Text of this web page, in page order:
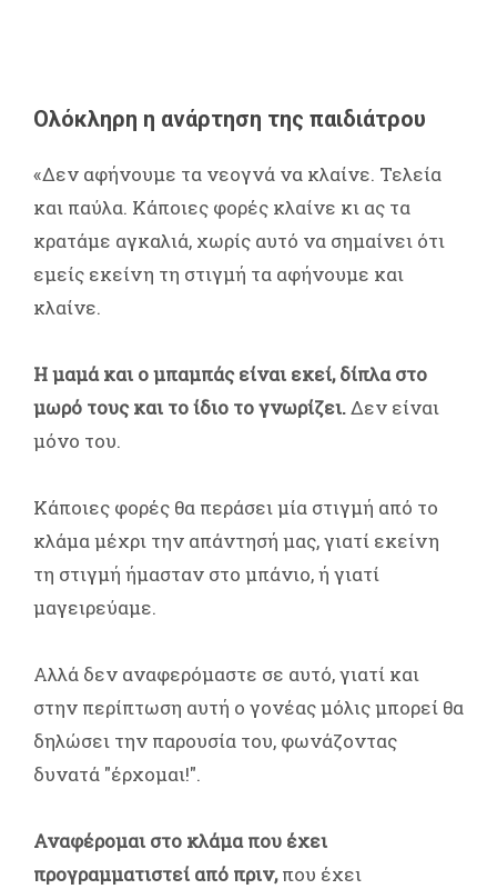
Ολόκληρη η ανάρτηση της παιδιάτρου
«Δεν αφήνουμε τα νεογνά να κλαίνε. Τελεία
και παύλα. Κάποιες φορές κλαίνε κι ας τα
κρατάμε αγκαλιά, χωρίς αυτό να σημαίνει ότι
εμείς εκείνη τη στιγμή τα αφήνουμε και
κλαίνε.
Η μαμά και ο μπαμπάς είναι εκεί, δίπλα στο
μωρό τους και το ίδιο το γνωρίζει.Δεν είναι
μόνο του.
Κάποιες φορές θα περάσει μία στιγμή από το
κλάμα μέχρι την απάντησή μας, γιατί εκείνη
τη στιγμή ήμασταν στο μπάνιο, ή γιατί
μαγειρεύαμε.
Αλλά δεν αναφερόμαστε σε αυτό, γιατί και
στην περίπτωση αυτή ο γονέας μόλις μπορεί θα
δηλώσει την παρουσία του, φωνάζοντας
δυνατά "έρχομαι!".
Αναφέρομαι στο κλάμα που έχει
προγραμματιστεί από πριν,που έχει